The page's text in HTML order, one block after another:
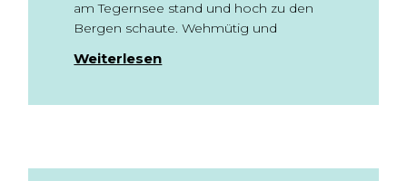
am Tegernsee stand und hoch zu den
Bergen schaute. Wehmütig und
Weiterlesen